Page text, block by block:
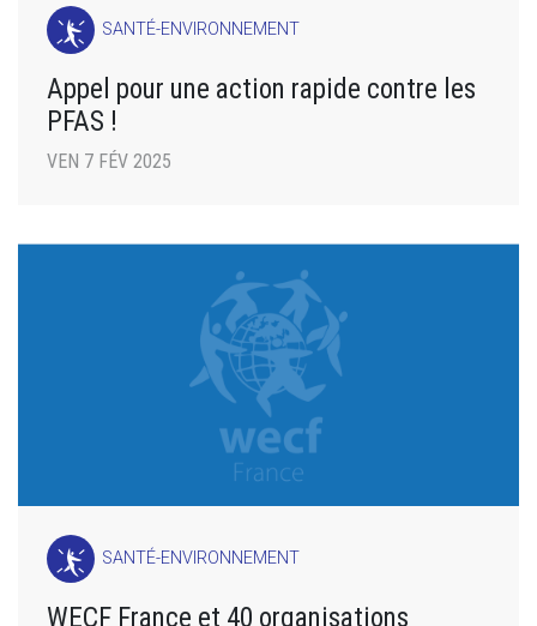
SANTÉ-ENVIRONNEMENT
Appel pour une action rapide contre les
PFAS !
VEN 7 FÉV 2025
SANTÉ-ENVIRONNEMENT
WECF France et 40 organisations